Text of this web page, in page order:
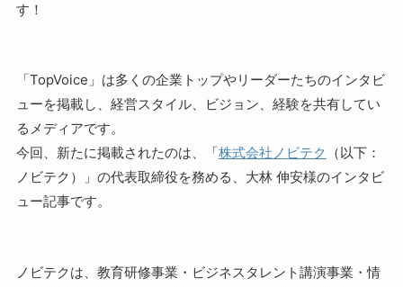
す！
「TopVoice」は多くの企業トップやリーダーたちのインタビ
ューを掲載し、経営スタイル、ビジョン、経験を共有してい
るメディアです。
今回、新たに掲載されたのは、「株式会社ノビテク （以下：
ノビテク）」の代表取締役を務める、大林 伸安様のインタビ
ュー記事です。
ノビテクは、教育研修事業・ビジネスタレント講演事業・情